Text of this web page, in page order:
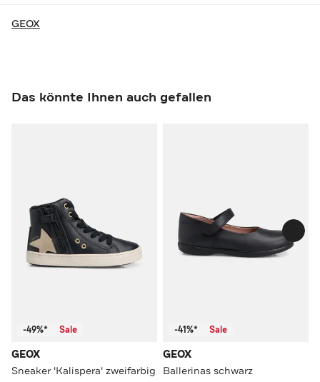
GEOX
Das könnte Ihnen auch gefallen
-49%* Sale
GEOX
Sneaker 'Kalispera' zweifarbig
-41%* Sale
GEOX
Ballerinas schwarz